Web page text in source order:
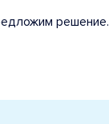
решение.